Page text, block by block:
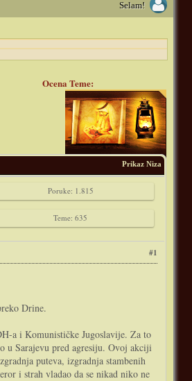
Selam!
Ocena Teme:
Prikaz Niza
Poruke: 1.815
Teme: 635
#1
Drine.
a i Komunističke Jugoslavije. Za to
u Sarajevu pred agresiju. Ovoj akciji
puteva, izgradnja stambenih
i strah vladao da se nikad niko ne